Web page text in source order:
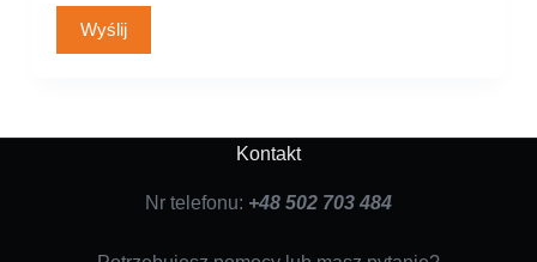
Wyślij
Kontakt
Nr telefonu: +48 502 703 484